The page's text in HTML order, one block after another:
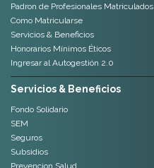
Padron de Profesionales Matriculados
Como Matricularse
Servicios & Beneficios
Honorarios Mínimos Éticos
Ingresar al Autogestión 2.0
Servicios & Beneficios
Fondo Solidario
SEM
Seguros
Subsidios
Prevencion Salud